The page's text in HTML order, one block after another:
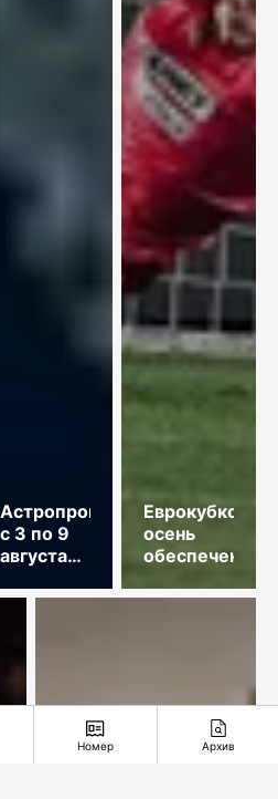
Астропрогноз
с 3 по 9
августа
года
Еврокубковая
осень
обеспечена
Номер Архив